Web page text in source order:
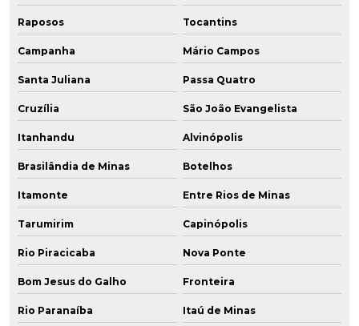
Raposos Tocantins
Campanha Mário Campos
Santa Juliana Passa Quatro
Cruzília São João Evangelista
Itanhandu Alvinópolis
Brasilândia de Minas Botelhos
Itamonte Entre Rios de Minas
Tarumirim Capinópolis
Rio Piracicaba Nova Ponte
Bom Jesus do Galho Fronteira
Rio Paranaíba Itaú de Minas